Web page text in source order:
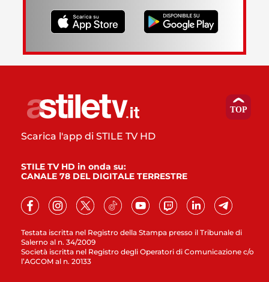
Testata iscritta nel Registro della Stampa presso il Tribunale di
Salerno al n. 34/2009
Società iscritta nel Registro degli Operatori di Comunicazione c/o
l’AGCOM al n. 20133
Scarica l'app di STILE TV HD
STILE TV HD in onda su:
CANALE 78 DEL DIGITALE TERRESTRE